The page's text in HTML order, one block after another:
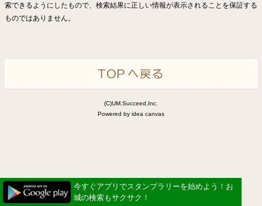
索できるようにしたもので、検索結果に正しい情報が表示されることを保証する
ものではありません。
(C)UM.Succeed,Inc.
Powered by idea canvas
今すぐアプリでスタンプラリーを始めよう！お
城の検索もサクサク！